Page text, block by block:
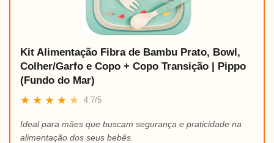
Kit Alimentação Fibra de Bambu Prato, Bowl,
Colher/Garfo e Copo + Copo Transição | Pippo
(Fundo do Mar)
★ ★ ★ ★ ★ 4.7/5
Ideal para mães que buscam segurança e praticidade na
alimentação dos seus bebês.